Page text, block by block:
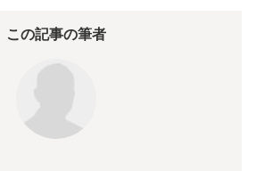
この記事の筆者